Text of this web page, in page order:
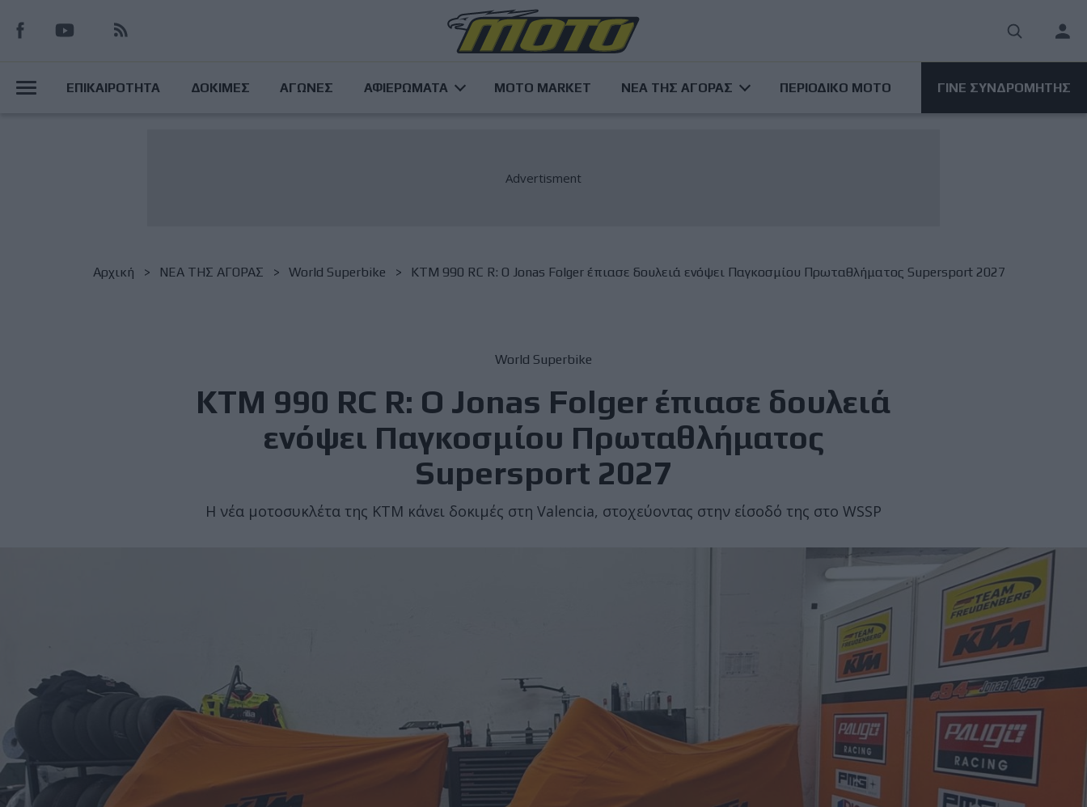
προς
κυρίως
User
MainΕΠΙΚΑΙΡΟΤΗΤΑ ΔΟΚΙΜΕΣ ΑΓΩΝΕΣ ΑΦΙΕΡΩΜΑΤΑ MOTO MARKET ΝΕΑ ΤΗΣ ΑΓΟΡΑΣ ΠΕΡΙΟΔΙΚΟ ΜΟΤΟ ΓΙΝΕ ΣΥΝΔΡΟΜΗΤΗΣ
Breadcrumb
Αρχική NΕΑ ΤΗΣ ΑΓΟΡΑΣ World Superbike KTM 990 RC R: O Jonas Folger έπιασε δουλειά ενόψει Παγκοσμίου Πρωταθλήματος Supersport 2027
World Superbike
KTM 990 RC R: O Jonas Folger έπιασε δουλειά
ενόψει Παγκοσμίου Πρωταθλήματος
Supersport 2027
H νέα μοτοσυκλέτα της KTM κάνει δοκιμές στη Valencia, στοχεύοντας στην είσοδό της στo WSSP